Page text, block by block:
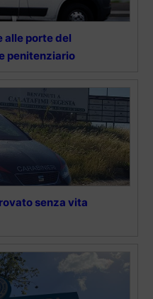
alle porte del
penitenziario
senza vita